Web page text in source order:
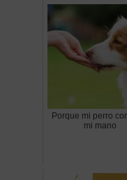
Porque mi perro
mi mano